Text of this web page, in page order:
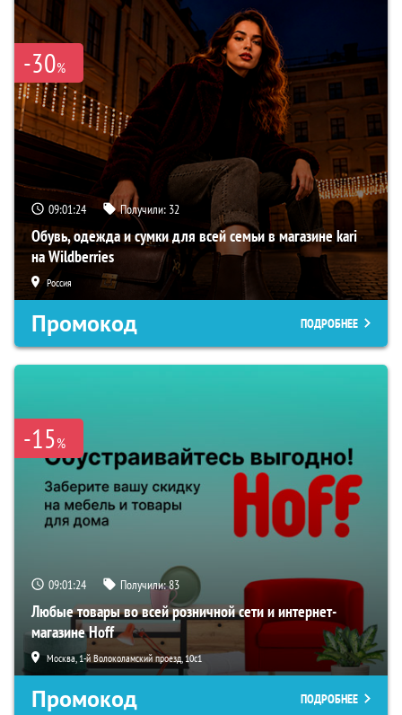
-30%
09:01:23 Получили: 32
Обувь, одежда и сумки для всей семьи в магазине kari
на Wildberries
Россия
Промокод ПОДРОБНЕЕ
-15%
09:01:23 Получили:83
Любые товары во всей розничной сети и интернет-
магазине Hoff
Москва, 1-й Волоколамский проезд, 10с1
Промокод ПОДРОБНЕЕ